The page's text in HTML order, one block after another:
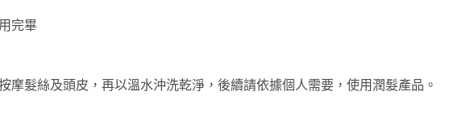
完畢
摩髮絲及頭皮，再以溫水沖洗乾淨，後續請依據個人需要，使用潤髮產品。